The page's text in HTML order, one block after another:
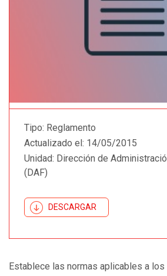
Tipo: Reglamento
Actualizado el: 14/05/2015
Unidad: Dirección de
(DAF)
DESCARGAR
Establece las normas aplicables a